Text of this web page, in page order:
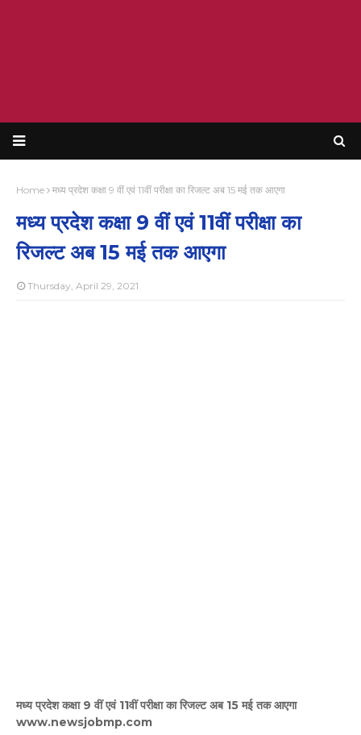
Home मध्य प्रदेश कक्षा 9 वीं एवं 11वीं परीक्षा का रिजल्ट अब 15 मई तक आएगा
मध्य प्रदेश कक्षा 9 वीं एवं 11वीं परीक्षा का
रिजल्ट अब 15 मई तक आएगा
Thursday, April 29, 2021
मध्य प्रदेश कक्षा 9 वीं एवं 11वीं परीक्षा का रिजल्ट अब 15 मई तक आएगा
www.newsjobmp.com